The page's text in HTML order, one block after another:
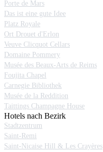
Porte de Mars
Das ist eine gute Idee
Platz Royale
Ort Drouet d'Erlon
Veuve Clicquot Cellars
Domaine Pommery
Musée des Beaux-Arts de Reims
Foujita Chapel
Carnegie Bibliothek
Musée de la Reddition
Taittings Champagne House
Hotels nach Bezirk
Stadtzentrum
Saint-Remi
Saint-Nicaise Hill & Les Crayères